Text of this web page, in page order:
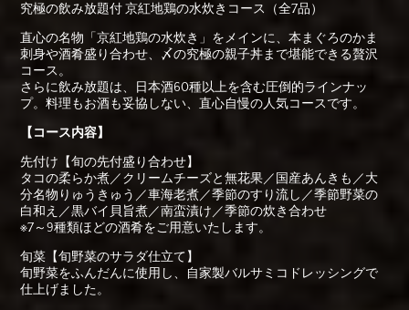
究極の飲み放題付 京紅地鶏の水炊きコース（全7品）
直心の名物「京紅地鶏の水炊き」をメインに、本まぐろのかま
刺身や酒肴盛り合わせ、〆の究極の親子丼まで堪能できる贅沢
コース。
さらに飲み放題は、日本酒60種以上を含む圧倒的ラインナッ
プ。料理もお酒も妥協しない、直心自慢の人気コースです。
【コース内容】
先付け【旬の先付盛り合わせ】
タコの柔らか煮／クリームチーズと無花果／国産あんきも／大
分名物りゅうきゅう／車海老煮／季節のすり流し／季節野菜の
白和え／黒バイ貝旨煮／南蛮漬け／季節の炊き合わせ
※7～9種類ほどの酒肴をご用意いたします。
旬菜【旬野菜のサラダ仕立て】
旬野菜をふんだんに使用し、自家製バルサミコドレッシングで
仕上げました。